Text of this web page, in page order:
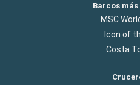
Barcos
MSC
Icon of
Costa